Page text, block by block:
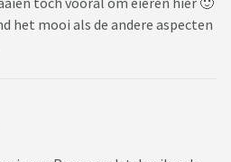
het mooi als de andere aspecten